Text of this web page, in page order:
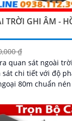
TRỜI GHI ÂM -
₫
quan sát ngoài
chi tiết với độ
80m chuẩn nén